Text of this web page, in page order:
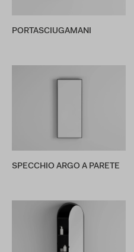
PORTASCIUGAMANI
SPECCHIO ARGO A PARETE